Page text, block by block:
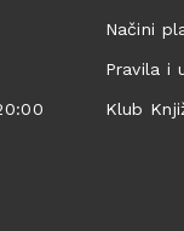
Načini
Pravila i
Klub